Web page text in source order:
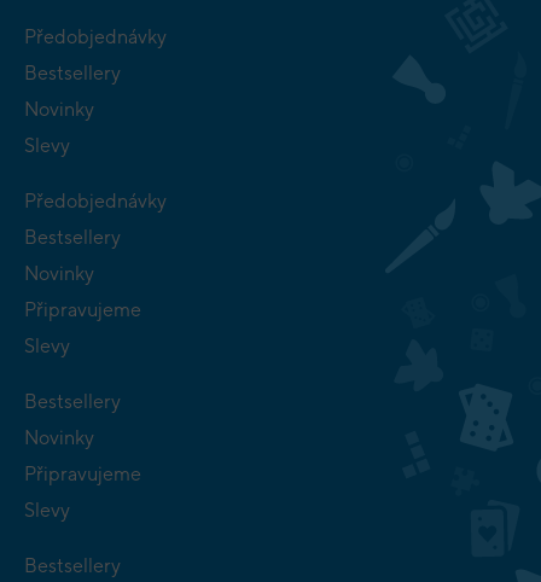
Předobjednávky
Bestsellery
Novinky
Slevy
Předobjednávky
Bestsellery
Novinky
Připravujeme
Slevy
Bestsellery
Novinky
Připravujeme
Slevy
Bestsellery